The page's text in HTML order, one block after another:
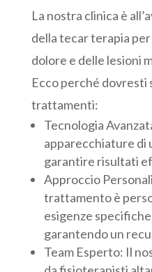
La nostra clinica è
della tecar terapia
dolore e delle lesioni
Ecco perché dovresti
trattamenti:
Tecnologia
apparecchiature di
garantire risultati
Approccio
trattamento è
esigenze
garantendo un
Team Esperto: Il